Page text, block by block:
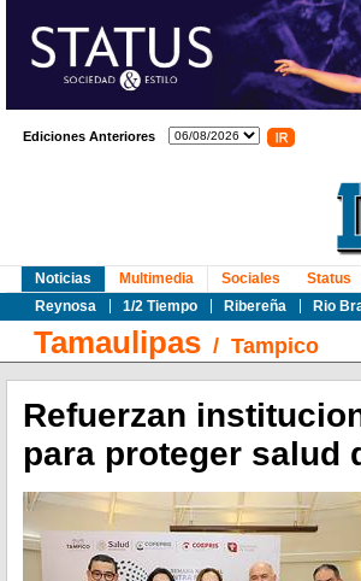
Ediciones Anteriores
Noticias
Reynosa
1/2 Tiempo Ribereña Rio
Multimedia Sociales Status
Tamaulipas / Tampico
Refuerzan
para proteger salud